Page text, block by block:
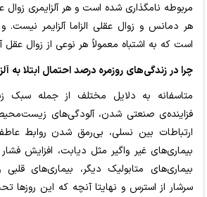
مربوطه نامگذاری شده است و هر آلزایمری
هر دمانس و زوال عقلی الزاما آلزایمر
است که به اشتباه معمولاً هر نوعی از زوال عقل
چرا در زندگی‌های روزمره درصد احتمال ابتلا به
متاسفانه به دلایل مختلف از جمله سبک
فزاینده‌ی صنعتی شدن، آلودگی‌های
ارتباطات بین نسلی، بی‌رمق شدن روابط
بیماری‌های غیر واگیر مثل دیابت، افزایش
بیماری‌های متابولیک دیگر، بیماری‌های
سرشار از استرس و نهایتا آنچه که این روزها